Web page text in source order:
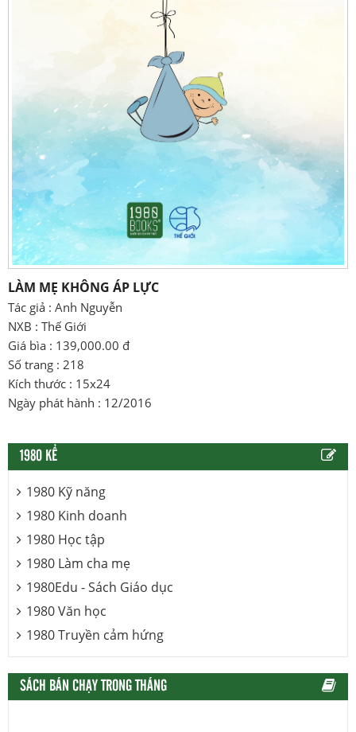
LÀM MẸ KHÔNG ÁP LỰC
Tác giả : Anh Nguyễn
NXB : Thế Giới
Giá bìa : 139,000.00 đ
Số trang : 218
Kích thước : 15x24
Ngày phát hành : 12/2016
1980 KỂ
1980 Kỹ năng
1980 Kinh doanh
1980 Học tập
1980 Làm cha mẹ
1980Edu - Sách Giáo dục
1980 Văn học
1980 Truyền cảm hứng
SÁCH BÁN CHẠY TRONG THÁNG